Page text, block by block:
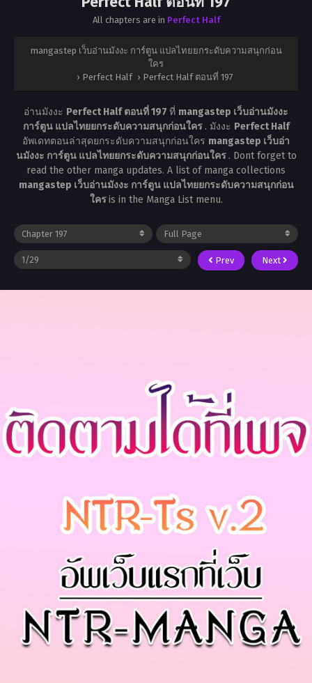
All chapters are in Perfect Half
mangastep เว็บอ่านมังงะ การ์ตูน แปลไทยยกระดับความสนุกก่อน
ใคร
› Perfect Half › Perfect Half ตอนที่ 197
อ่านมังงะ Perfect Half ตอนที่ 197 ที่ mangastep เว็บอ่านมังงะ
การ์ตูน แปลไทยยกระดับความสนุกก่อนใคร . มังงะ Perfect Half
อัพเดทตอนล่าสุดยกระดับความสนุกก่อนใคร mangastep เว็บอ่า
นมังงะ การ์ตูน แปลไทยยกระดับความสนุกก่อนใคร . Dont forget to
read the other manga updates. A list of manga collections
mangastep เว็บอ่านมังงะ การ์ตูน แปลไทยยกระดับความสนุกก่อน
ใครis in the Manga List menu.
Prev Next